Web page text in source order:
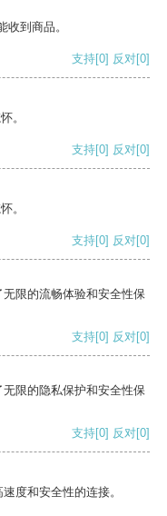
到商品。
支持[0] 反对[0]
。
支持[0] 反对[0]
。
支持[0] 反对[0]
限的流畅体验和安全性保
支持[0] 反对[0]
限的隐私保护和安全性保
支持[0] 反对[0]
度和安全性的连接。